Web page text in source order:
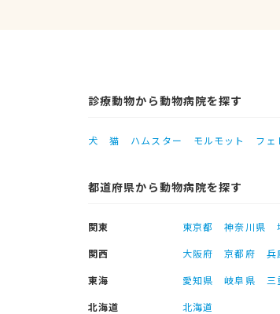
診療動物から動物病院を探す
犬 猫 ハムスター モルモット フェ
都道府県から動物病院を探す
関東 東京都 神奈川県
関西
大阪府 京都府 兵
東海
愛知県 岐阜県 三
北海道
北海道